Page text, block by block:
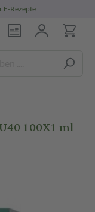
E-Rezepte
100X1 ml